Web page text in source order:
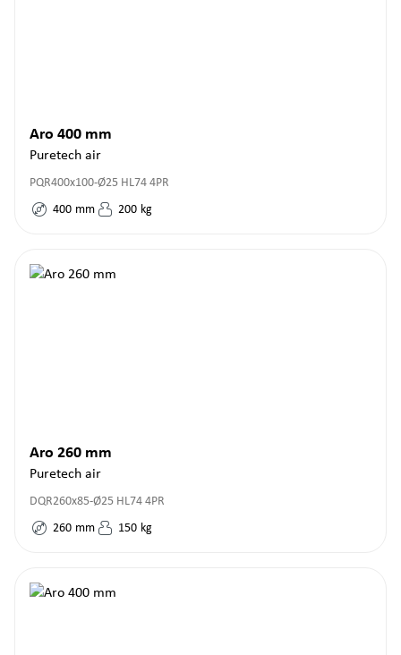
Aro 400 mm
Puretech air
PQR400x100-Ø25 HL74 4PR
400 mm 200 kg
Aro 260 mm
Puretech air
DQR260x85-Ø25 HL74 4PR
260 mm 150 kg